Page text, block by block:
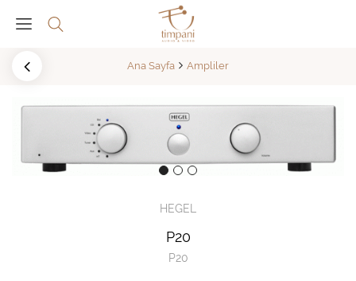
Ana Sayfa Ampliler
HEGEL
P20
P20